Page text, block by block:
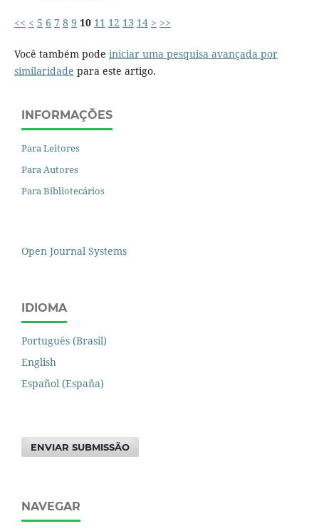
<< < 5 6 7 8 9 10 11 12 13 14 > >>
Você também pode iniciar uma pesquisa avançada por
similaridade para este artigo.
INFORMAÇÕES
Para Leitores
Para Autores
Para Bibliotecários
Open Journal Systems
IDIOMA
Português (Brasil)
English
Español (España)
ENVIAR SUBMISSÃO
NAVEGAR